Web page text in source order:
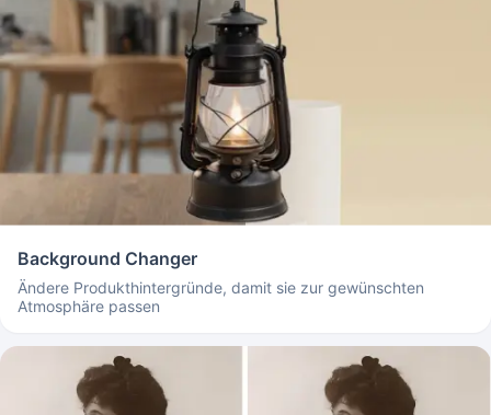
Background Changer
Ändere Produkthintergründe, damit sie zur gewünschten
Atmosphäre passen